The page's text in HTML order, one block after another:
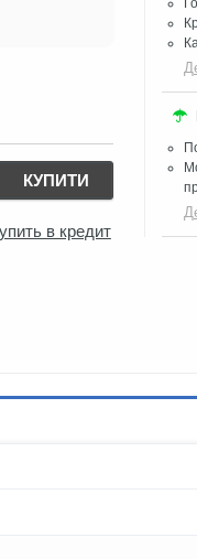
КУПИТИ
в кредит